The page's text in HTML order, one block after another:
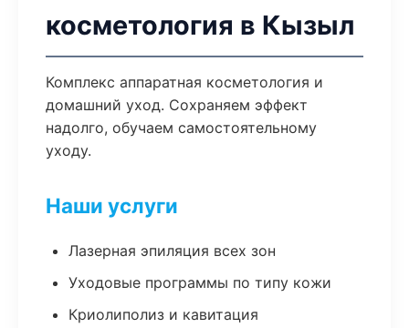
косметология в Кызыл
Комплекс аппаратная косметология и
домашний уход. Сохраняем эффект
надолго, обучаем самостоятельному
уходу.
Наши услуги
Лазерная эпиляция всех зон
Уходовые программы по типу кожи
Криолиполиз и кавитация